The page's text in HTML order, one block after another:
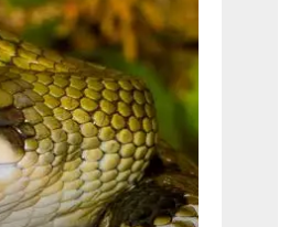
PES